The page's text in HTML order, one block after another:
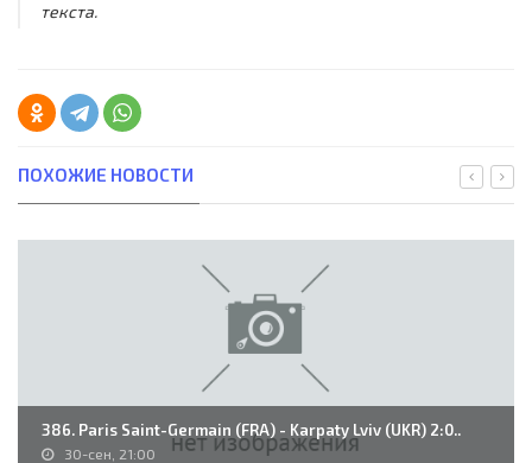
текста.
ПОХОЖИЕ НОВОСТИ
386. Paris Saint-Germain (FRA) - Karpaty Lviv (UKR) 2:0..
30-сен, 21:00